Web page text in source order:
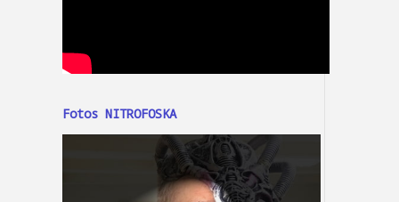
Fotos NITROFOSKA